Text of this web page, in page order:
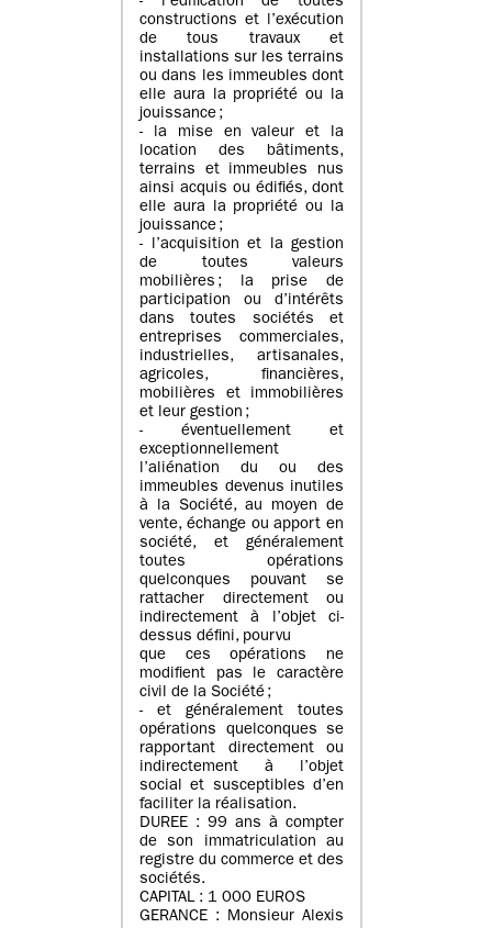
constructions et l’exécution
de tous travaux et
installations sur les terrains
ou dans les immeubles dont
elle aura la propriété ou la
jouissance ;
- la mise en valeur et la
location des bâtiments,
terrains et immeubles nus
ainsi acquis ou édifiés, dont
elle aura la propriété ou la
jouissance ;
- l’acquisition et la gestion
de toutes valeurs
mobilières ; la prise de
participation ou d’intérêts
dans toutes sociétés et
entreprises commerciales,
industrielles, artisanales,
agricoles, financières,
mobilières et immobilières
et leur gestion ;
- éventuellement et
exceptionnellement
l’aliénation du ou des
immeubles devenus inutiles
à la Société, au moyen de
vente, échange ou apport en
société, et généralement
toutes opérations
quelconques pouvant se
rattacher directement ou
indirectement à l’objet ci-
dessus défini, pourvu
que ces opérations ne
modifient pas le caractère
civil de la Société ;
- et généralement toutes
opérations quelconques se
rapportant directement ou
indirectement à l’objet
social et susceptibles d’en
faciliter la réalisation.
DUREE : 99 ans à compter
de son immatriculation au
registre du commerce et des
sociétés.
CAPITAL : 1 000 EUROS
GERANCE : Monsieur Alexis